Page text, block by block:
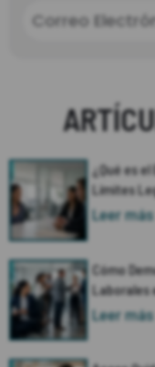
¿Qué es
Límites
Leer
Cómo
Laborales
Leer